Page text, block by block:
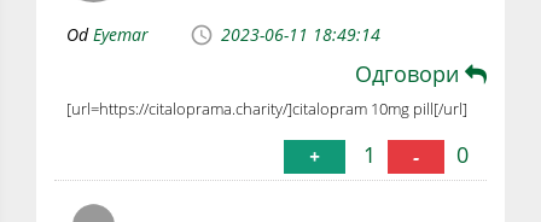
OdEyemar 2023-06-11 18:49:14
Одговори
[url=https://citaloprama.charity/]citalopram 10mg pill[/url]
+ 1 - 0